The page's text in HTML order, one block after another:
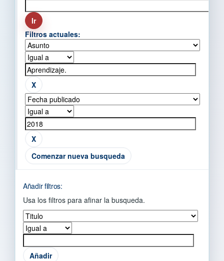
Filtros actuales:
Comenzar nueva busqueda
Añadir filtros:
Usa los filtros para afinar la busqueda.